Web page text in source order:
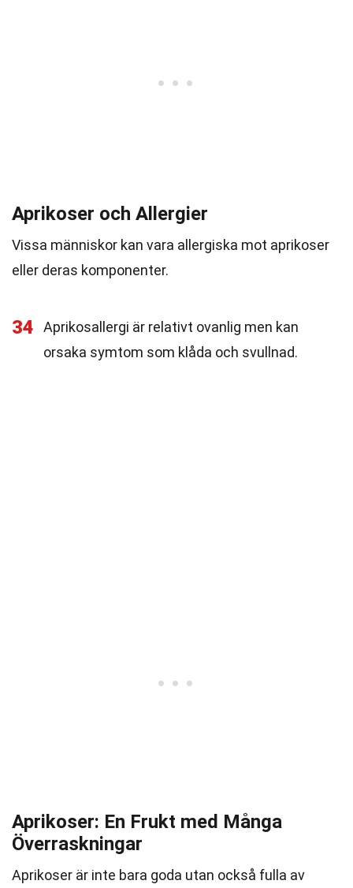
Aprikoser och Allergier
Vissa människor kan vara allergiska mot aprikoser
eller deras komponenter.
34
Aprikosallergi är relativt ovanlig men kan
orsaka symtom som klåda och svullnad.
Aprikoser: En Frukt med Många
Överraskningar
Aprikoser är inte bara goda utan också fulla av